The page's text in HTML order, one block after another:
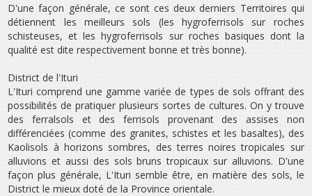
D‛une façon générale, ce sont ces deux derniers Territoires qui
détiennent les meilleurs sols (les hygroferrisols sur roches
schisteuses, et les hygroferrisols sur roches basiques dont la
qualité est dite respectivement bonne et très bonne).
District de l‛Ituri
L‛Ituri comprend une gamme variée de types de sols offrant des
possibilités de pratiquer plusieurs sortes de cultures. On y trouve
des ferralsols et des ferrisols provenant des assises non
différenciées (comme des granites, schistes et les basaltes), des
Kaolisols à horizons sombres, des terres noires tropicales sur
alluvions et aussi des sols bruns tropicaux sur alluvions. D‛une
façon plus générale, L‛Ituri semble être, en matière des sols, le
District le mieux doté de la Province orientale.